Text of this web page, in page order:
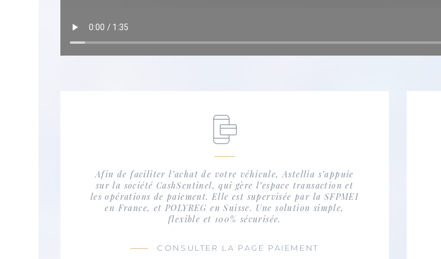
Afin de faciliter l’achat de votre véhicule, Astellia s’appuie
sur la société CashSentinel, qui gère l’espace transaction et
les opérations de paiement. Elle est supervisée par la SFPMEI
en France, et POLYREG en Suisse. Une solution simple,
flexible et 100% sécurisée.
CONSULTER LA PAGE PAIEMENT